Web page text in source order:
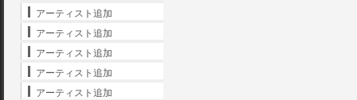
アーティスト追加
アーティスト追加
アーティスト追加
アーティスト追加
アーティスト追加